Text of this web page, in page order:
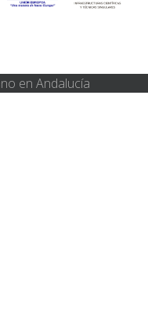
en Andalucía